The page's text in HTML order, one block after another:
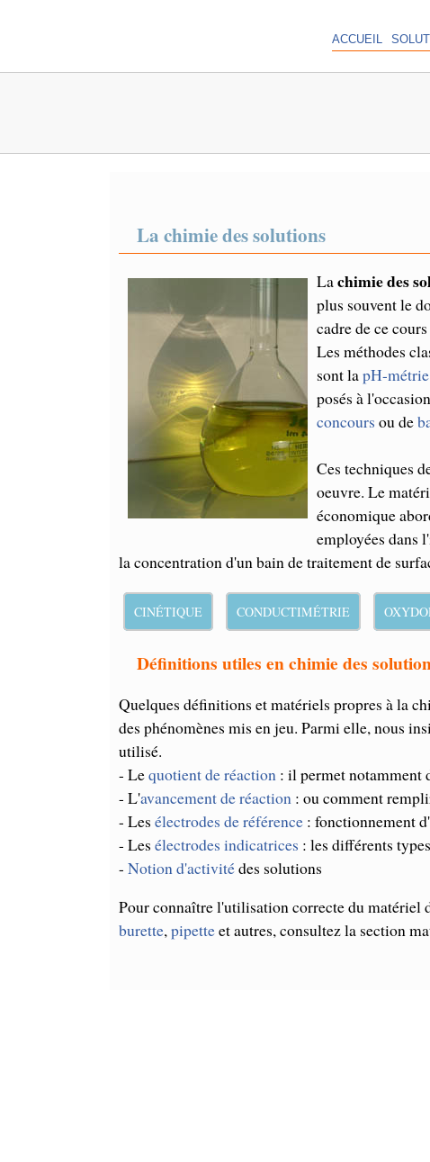
ACCUEIL
La chimie des solutions
Lachimie des
plus souvent le
cadre de ce
Les méthodes
sont lapH-métrie
posés à
concours ou de
Ces techniques
oeuvre. Le
économique
employées dans
la concentration d'un bain de traitement de
CINÉTIQUE CONDUCTIMÉTRIE
Définitions utiles en chimie des
Quelques définitions et matériels propres à la
des phénomènes mis en jeu. Parmi elle, nous
utilisé.
- Lequotient de réaction : il permet notamment
- L'avancement de réaction : ou comment
- Les électrodes de référence : fonctionnement
- Les électrodes indicatrices : les différents
- Notion d'activitédes solutions
Pour connaître l'utilisation correcte du matériel
burette,pipetteet autres, consultez la section